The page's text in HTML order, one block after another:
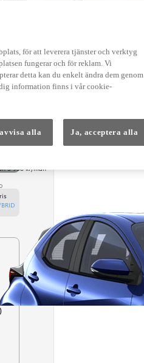
3 958 kr/mån
för att leverera tjänster och verktyg
fungerar och för reklam. Vi
detta kan du enkelt ändra dem genom
information finns i vår cookie-
alla Ja, acceptera alla